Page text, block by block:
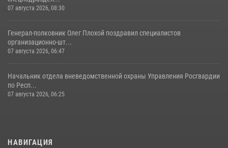
07 августа 2026, 08:30
Генерал-полковник Олег Плохой поздравил специалистов
организационно-шт...
07 августа 2026, 06:47
Начальник отдела вневедомственной охраны Управления Росгвардии
по Респ...
07 августа 2026, 06:25
НАВИГАЦИЯ